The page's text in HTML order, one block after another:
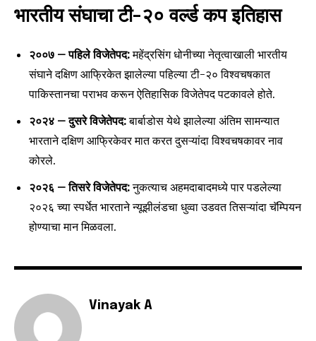
your privacy and won't spam your inbox. Your information is
safe with us.
SUBSCRIBE
I've read and accept the Privacy Policy
6,300
Fans
32,111 75
भारतीय संघाचा टी-२० वर्ल्ड कप इतिहास
२००७ – पहिले विजेतेपद:महेंद्रसिंग धोनीच्या नेतृत्वाखाली भारतीय
संघाने दक्षिण आफ्रिकेत झालेल्या पहिल्या टी-२० विश्वचषकात
पाकिस्तानचा पराभव करून ऐतिहासिक विजेतेपद पटकावले होते.
२०२४ – दुसरे विजेतेपद:बार्बाडोस येथे झालेल्या अंतिम सामन्यात
भारताने दक्षिण आफ्रिकेवर मात करत दुसऱ्यांदा विश्वचषकावर नाव
कोरले.
२०२६ – तिसरे विजेतेपद:नुकत्याच अहमदाबादमध्ये पार पडलेल्या
२०२६ च्या स्पर्धेत भारताने न्यूझीलंडचा धुव्वा उडवत तिसऱ्यांदा चॅम्पियन
होण्याचा मान मिळवला.
Vinayak A